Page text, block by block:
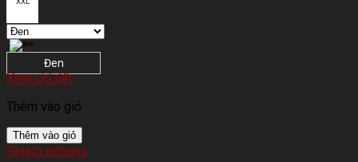
Đen
Xem chi tiết
Thêm vào giỏ
Thêm vào giỏ
Select options